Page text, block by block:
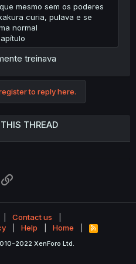
mesmo sem os poderes
curia, pulava e se
normal
treinava
to reply here.
THREAD
Contact us
Help Home
R
S
2022 XenForo Ltd.